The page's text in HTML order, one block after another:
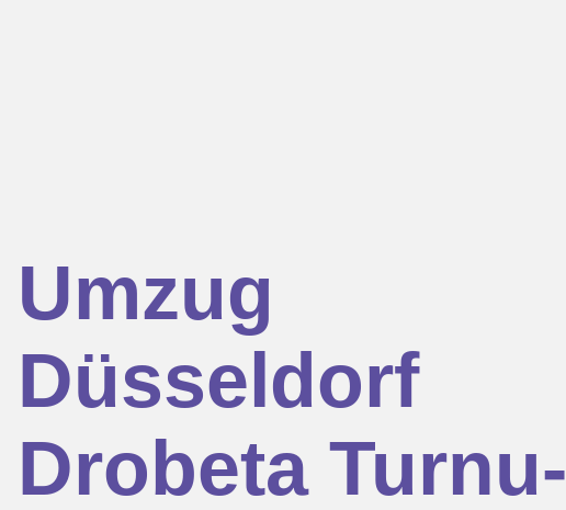
Umzug
Düsseldorf
Drobeta Turnu-